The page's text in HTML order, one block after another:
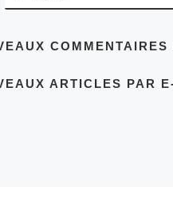
ARTICLES PAR